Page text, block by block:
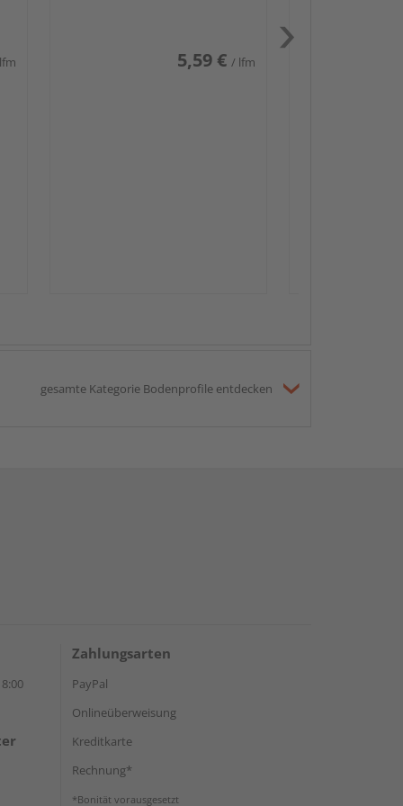
5,59 € / lfm
gesamte Kategorie Bodenprofile entdecken
Zahlungsarten
PayPal
Onlineüberweisung
Kreditkarte
Rechnung*
*Bonität vorausgesetzt